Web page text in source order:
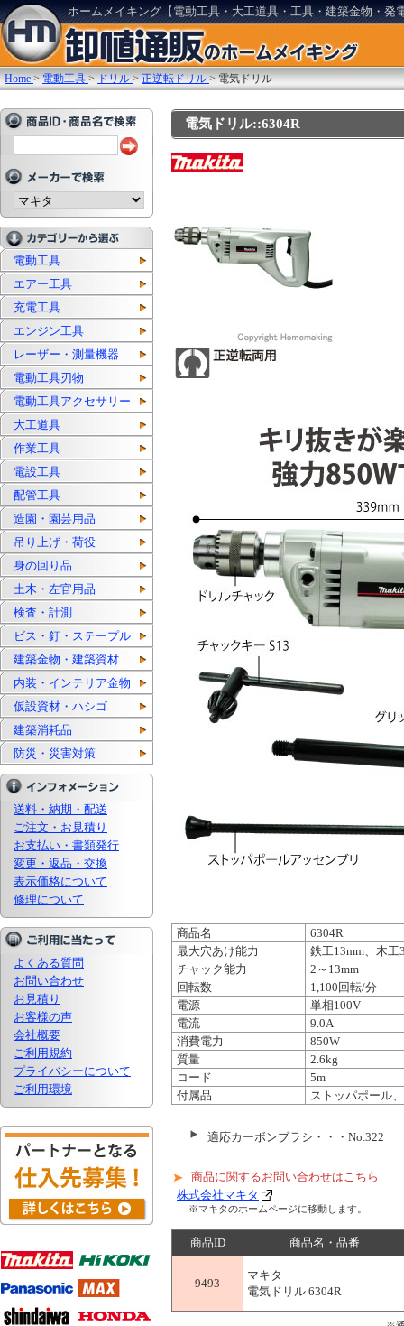
ホームメイキング【電動工具・大工道具・工具・建築金物・発
Home >電動工具 >ドリル >正逆転ドリル >電気ドリル
電動工具
エアー工具
充電工具
エンジン工具
レーザー・測量機器
電動工具刃物
電動工具アクセサリー
大工道具
作業工具
電設工具
配管工具
造園・園芸用品
吊り上げ・荷役
身の回り品
土木・左官用品
検査・計測
ビス・釘・ステープル
建築金物・建築資材
内装・インテリア金物
仮設資材・ハシゴ
建築消耗品
防災・災害対策
送料・納期・配送
ご注文・お見積り
お支払い・書類発行
変更・返品・交換
表示価格について
修理について
よくある質問
お問い合わせ
お見積り
お客様の声
会社概要
ご利用規約
プライバシーについて
ご利用環境
電気ドリル::6304R
商品名
6304R
最大穴あけ能力
鉄工13mm、木工
チャック能力
2～13mm
回転数
1,100回転/分
電源
単相100V
電流
9.0A
消費電力
850W
質量
2.6kg
コード
5m
付属品
ストッパポール
適応カーボンブラシ・・・No.322
商品に関するお問い合わせはこちら
株式会社マキタ
※マキタのホームページに移動します。
商品ID 商品名・品番
9493
マキタ
電気ドリル 6304R